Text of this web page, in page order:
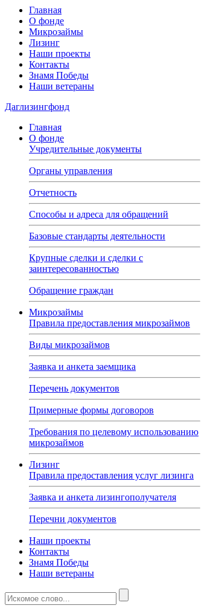
Главная
О фонде
Микрозаймы
Лизинг
Наши проекты
Контакты
Знамя Победы
Наши ветераны
Даглизингфонд
Главная
О фонде
Учредительные документы
Органы управления
Отчетность
Способы и адреса для обращений
Базовые стандарты деятельности
Крупные сделки и сделки с
заинтересованностью
Обращение граждан
Микрозаймы
Правила предоставления микрозаймов
Виды микрозаймов
Заявка и анкета заемщика
Перечень документов
Примерные формы договоров
Требования по целевому использованию
микрозаймов
Лизинг
Правила предоставления услуг лизинга
Заявка и анкета лизингополучателя
Перечни документов
Наши проекты
Контакты
Знамя Победы
Наши ветераны